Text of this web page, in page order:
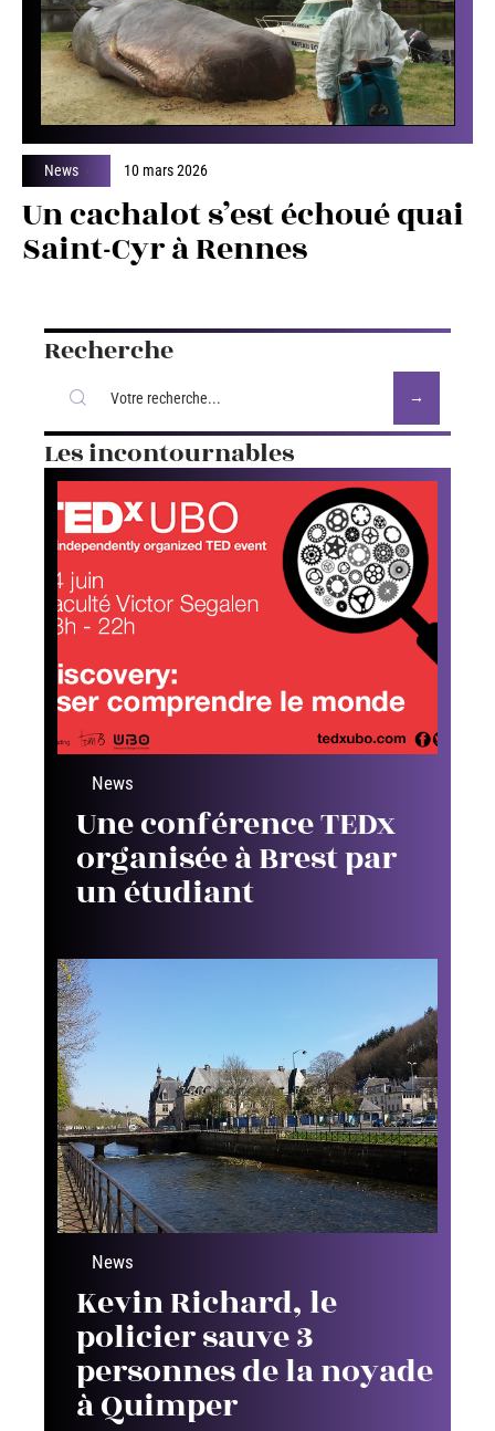
News 10 mars 2026
Un cachalot s’est échoué quai
Saint-Cyr à Rennes
Recherche
Les incontournables
News
Une conférence TEDx
organisée à Brest par
un étudiant
News
Kevin Richard, le
policier sauve 3
personnes de la noyade
à Quimper